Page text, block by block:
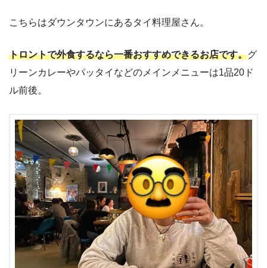
こちらはダウンタウンにあるタイ料理屋さん。
トロントで外食するなら一番おすすめできるお店です。グ
リーンカレーやパッタイなどのメインメニューは1品20ド
ル前後。